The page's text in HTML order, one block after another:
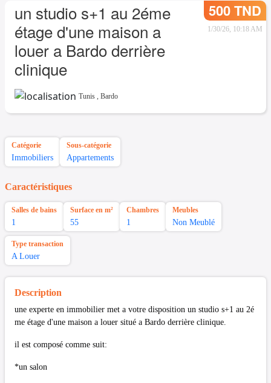
un studio s+1 au 2éme
étage d'une maison a
louer a Bardo derrière
clinique
500 TND
1/30/26, 10:18 AM
Tunis , Bardo
Catégorie
Immobiliers
Sous-catégorie
Appartements
Caractéristiques
Salles de bains
1
Surface en m²
55
Chambres
1
Meubles
Non Meublé
Type transaction
A Louer
Description
une experte en immobilier met a votre disposition un studio s+1 au 2é
me étage d'une maison a louer situé a Bardo derrière clinique.
il est composé comme suit:
*un salon